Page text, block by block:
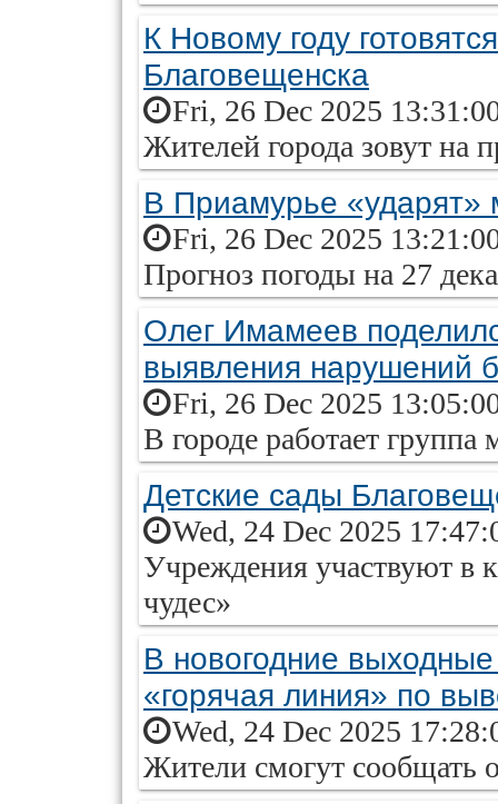
К Новому году
Благовещенска
Fri, 26 Dec 2025
Жителей города зовут на
В Приамурье «ударят»
Fri, 26 Dec 2025
Прогноз погоды на 27
Олег Имамеев
выявления нарушений
Fri, 26 Dec 2025
В городе работает группа
Детские сады
Wed, 24 Dec 2025
Учреждения участвуют в
чудес»
В новогодние
«горячая линия» по
Wed, 24 Dec 2025
Жители смогут сообщать